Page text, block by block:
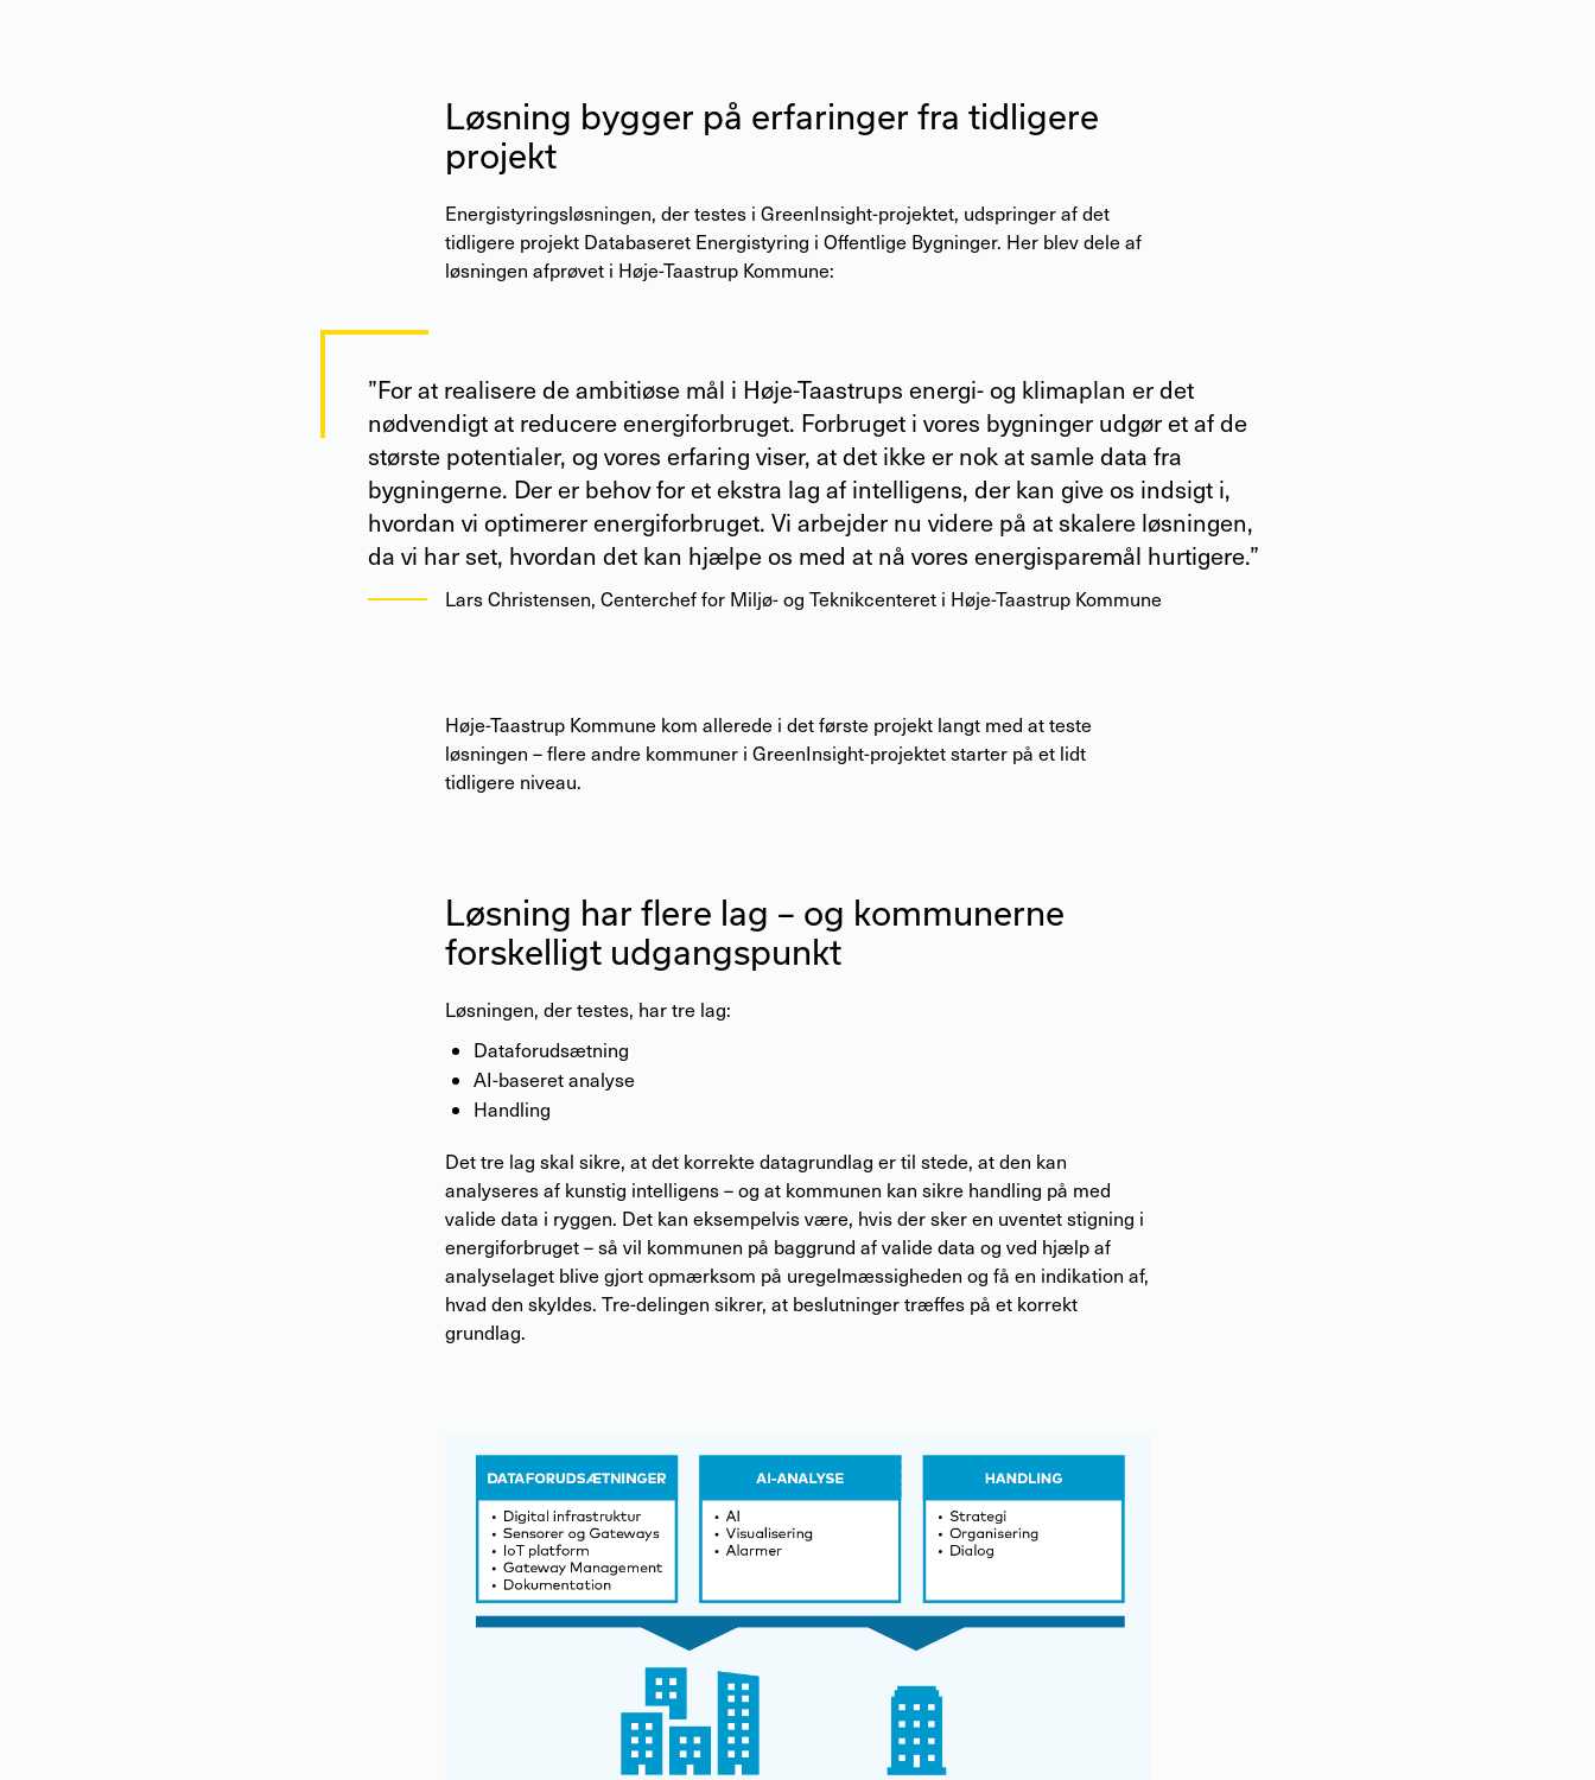
Løsning bygger på erfaringer fra tidligere
projekt
Energistyringsløsningen, der testes i GreenInsight-projektet, udspringer af det
tidligere projekt Databaseret Energistyring i Offentlige Bygninger. Her blev dele af
løsningen afprøvet i Høje-Taastrup Kommune:
”For at realisere de ambitiøse mål i Høje-Taastrups energi- og klimaplan er det
nødvendigt at reducere energiforbruget. Forbruget i vores bygninger udgør et af de
største potentialer, og vores erfaring viser, at det ikke er nok at samle data fra
bygningerne. Der er behov for et ekstra lag af intelligens, der kan give os indsigt i,
hvordan vi optimerer energiforbruget. Vi arbejder nu videre på at skalere løsningen,
da vi har set, hvordan det kan hjælpe os med at nå vores energisparemål hurtigere.”
Lars Christensen,Centerchef for Miljø- og Teknikcenteret i Høje-Taastrup Kommune
Høje-Taastrup Kommune kom allerede i det første projekt langt med at teste
løsningen – flere andre kommuner i GreenInsight-projektet starter på et lidt
tidligere niveau.
Løsning har flere lag – og kommunerne
forskelligt udgangspunkt
Løsningen, der testes, har tre lag:
Dataforudsætning
AI-baseret analyse
Handling
Det tre lag skal sikre, at det korrekte datagrundlag er til stede, at den kan
analyseres af kunstig intelligens – og at kommunen kan sikre handling på med
valide data i ryggen. Det kan eksempelvis være, hvis der sker en uventet stigning i
energiforbruget – så vil kommunen på baggrund af valide data og ved hjælp af
analyselaget blive gjort opmærksom på uregelmæssigheden og få en indikation af,
hvad den skyldes. Tre-delingen sikrer, at beslutninger træffes på et korrekt
grundlag.